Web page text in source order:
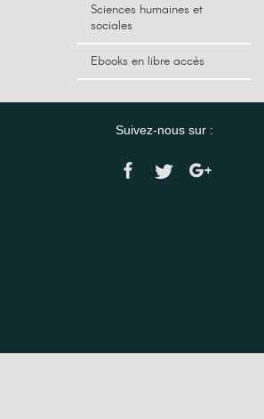
Sciences humaines et
sociales
Ebooks en libre accès
Suivez-nous sur :